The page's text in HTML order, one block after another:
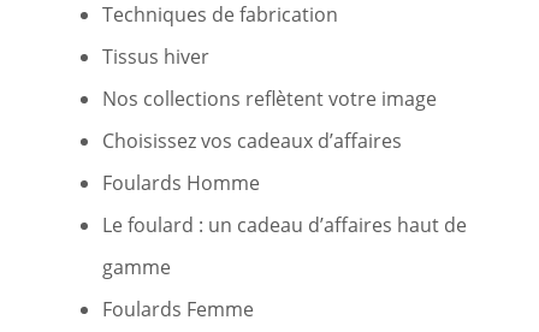
Techniques de fabrication
Tissus hiver
Nos collections reflètent votre image
Choisissez vos cadeaux d’affaires
Foulards Homme
Le foulard : un cadeau d’affaires haut de
gamme
Foulards Femme